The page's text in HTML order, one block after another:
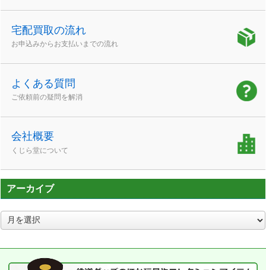
宅配買取の流れ
お申込みからお支払いまでの流れ
よくある質問
ご依頼前の疑問を解消
会社概要
くじら堂について
アーカイブ
ア
ー
ブ